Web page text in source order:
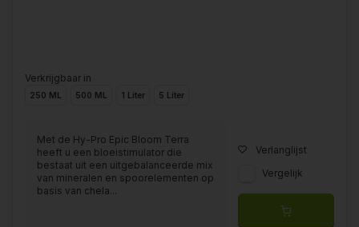
Verkrijgbaar in
250 ML 500 ML 1 Liter 5 Liter
Met de Hy-Pro Epic Bloom Terra
heeft u een bloeistimulator die
bestaat uit een uitgebalanceerde mix
van mineralen en spoorelementen op
basis van chela...
Verlanglijst
Vergelijk